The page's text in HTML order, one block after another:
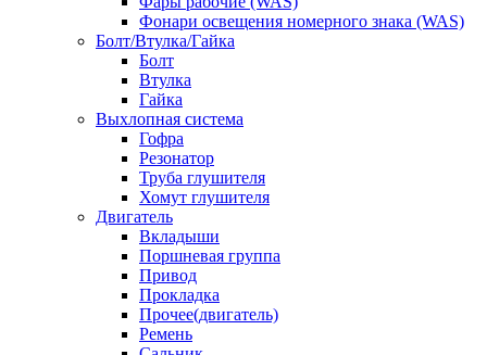
Фонари освещения номерного знака (WAS)
Болт/Втулка/Гайка
Болт
Втулка
Гайка
Выхлопная система
Гофра
Резонатор
Труба глушителя
Хомут глушителя
Двигатель
Вкладыши
Поршневая группа
Привод
Прокладка
Прочее(двигатель)
Ремень